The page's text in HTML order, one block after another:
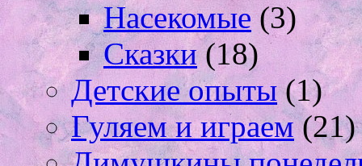
Насекомые(3)
Сказки(18)
Детские опыты(1)
Гуляем и играем(21)